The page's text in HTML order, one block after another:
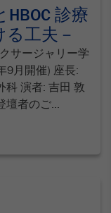
診療
工夫－
サージャリー学
月開催) 座長:
科 演者: 吉田 敦
壇者のご...